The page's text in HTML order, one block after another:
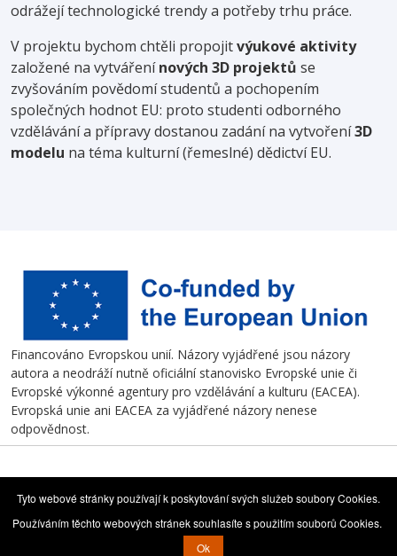
odrážejí technologické trendy a potřeby trhu práce.
V projektu bychom chtěli propojitvýukové aktivity
založené na vytvářenínových 3D projektů se
zvyšováním povědomí studentů a pochopením
společných hodnot EU: proto studenti odborného
vzdělávání a přípravy dostanou zadání na vytvoření3D
modelu na téma kulturní (řemeslné) dědictví EU.
Financováno Evropskou unií. Názory vyjádřené jsou názory
autora a neodráží nutně oficiální stanovisko Evropské unie či
Evropské výkonné agentury pro vzdělávání a kulturu (EACEA).
Evropská unie ani EACEA za vyjádřené názory nenese
odpovědnost.
Project 3D Printing resources are
published under the Creative
Commons License
Designed
by
Tyto webové stránky používají k poskytování svých služeb soubory Cookies.
Používáním těchto webových stránek souhlasíte s použitím souborů Cookies.
Ok